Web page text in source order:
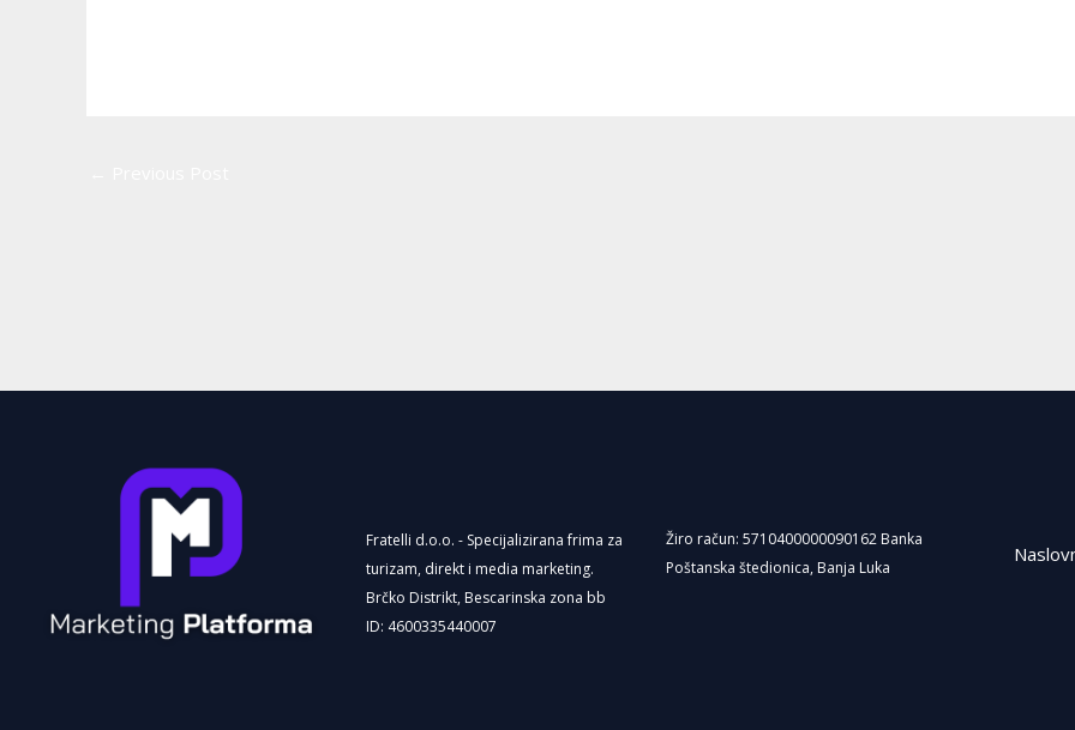
o
Fratelli d.o.o. - Specijalizirana frima za
turizam, direkt i media marketing.
Brčko Distrikt, Bescarinska zona bb
ID: 4600335440007
Žiro račun: 5710400000090162 Banka
Poštanska štedionica, Banja Luka